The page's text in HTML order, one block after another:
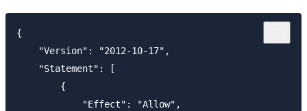
{
    "Version": "2012-10-17",
    "Statement": [
        {
            "Effect": "Allow",